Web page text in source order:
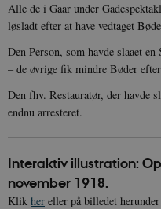
Alle de i Gaar under
løsladt efter at have vedtaget
Den Person, som havde slaaet
– de øvrige fik mindre Bøder
Den fhv. Restauratør, der havde
endnu arresteret.
Interaktiv illustration:
november 1918.
Klik her eller på billedet
Nødvendige
hjemmesiden
Hjemmesiden kan
cookies.
Navn